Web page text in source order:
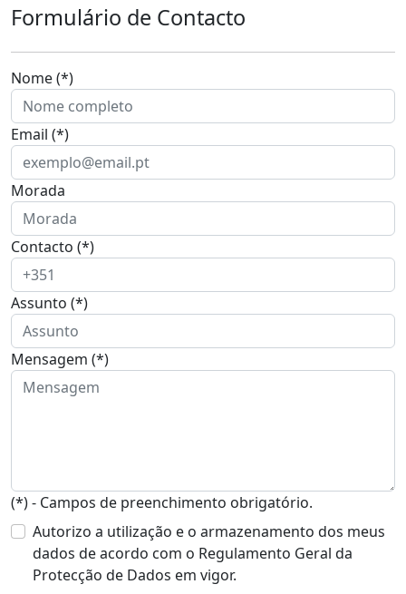
Formulário de Contacto
Nome (*)
Email (*)
Morada
Contacto (*)
Assunto (*)
Mensagem (*)
(*) - Campos de preenchimento obrigatório.
Autorizo a utilização e o armazenamento dos meus
dados de acordo com o Regulamento Geral da
Protecção de Dados em vigor.